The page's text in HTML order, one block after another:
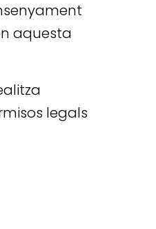
aquesta
legals